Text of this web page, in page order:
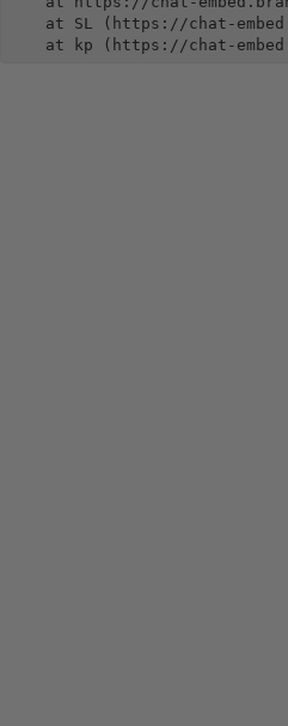
at SL (https://chat-
at kp (https://chat-